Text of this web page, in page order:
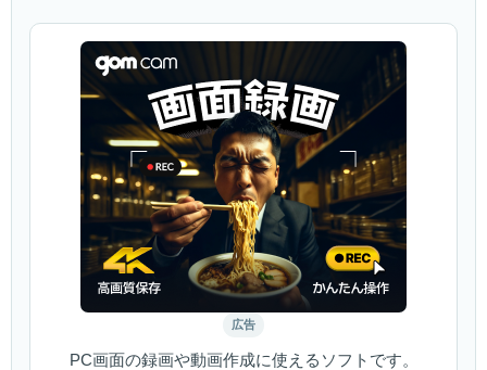
広告
PC画面の録画や動画作成に使えるソフトです。